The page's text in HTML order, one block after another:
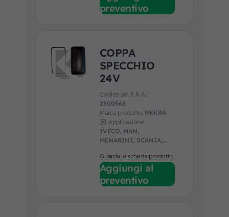
preventivo
COPPA
SPECCHIO
24V
Codice art. F.R.A.:
2500563
Marca prodotto: MEKRA
Applicazione:
IVECO, MAN,
MENARINI, SCANIA,
Guarda la scheda prodotto
Aggiungi al
preventivo